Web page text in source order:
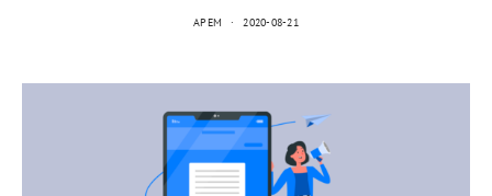
APEM 2020-08-21